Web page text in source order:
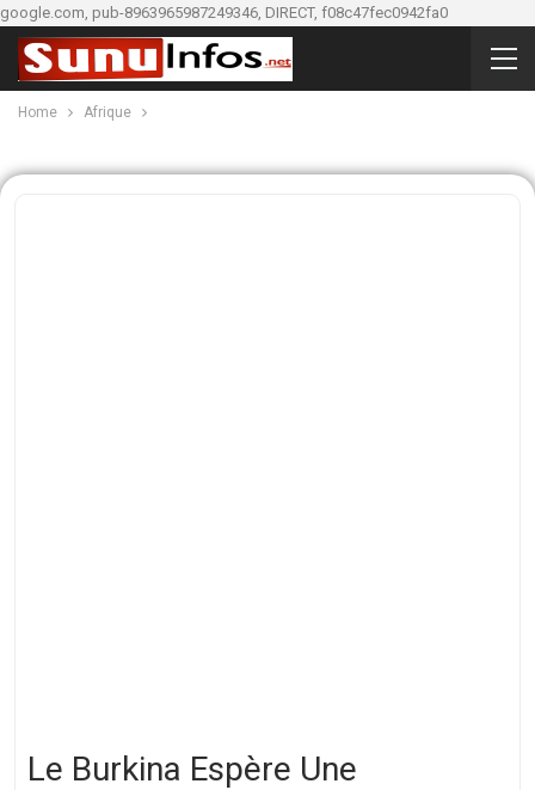
google.com, pub-8963965987249346, DIRECT, f08c47fec0942fa0
Home Afrique
Le Burkina Espère Une